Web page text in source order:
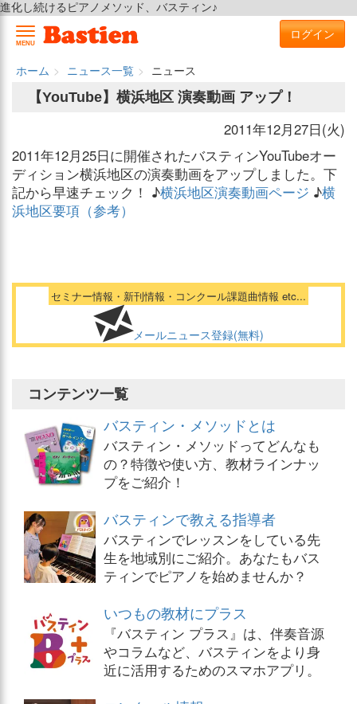
進化し続けるピアノメソッド、バスティン♪
MENU
ログイン
ホーム ニュース一覧
ニュース
【YouTube】横浜地区 演奏動画 アップ！
2011年12月27日(火)
2011年12月25日に開催されたバスティンYouTubeオー
ディション横浜地区の演奏動画をアップしました。下
記から早速チェック！ ♪横浜地区演奏動画ページ ♪横
浜地区要項（参考）
セミナー情報・新刊情報・コンクール課題曲情報 etc...
メールニュース登録(無料)
コンテンツ一覧
バスティン・メソッドとは
バスティン・メソッドってどんなも
の？特徴や使い方、教材ラインナッ
プをご紹介！
バスティンで教える指導者
バスティンでレッスンをしている先
生を地域別にご紹介。あなたもバス
ティンでピアノを始めませんか？
いつもの教材にプラス
『バスティン プラス』は、伴奏音源
やコラムなど、バスティンをより身
近に活用するためのスマホアプリ。